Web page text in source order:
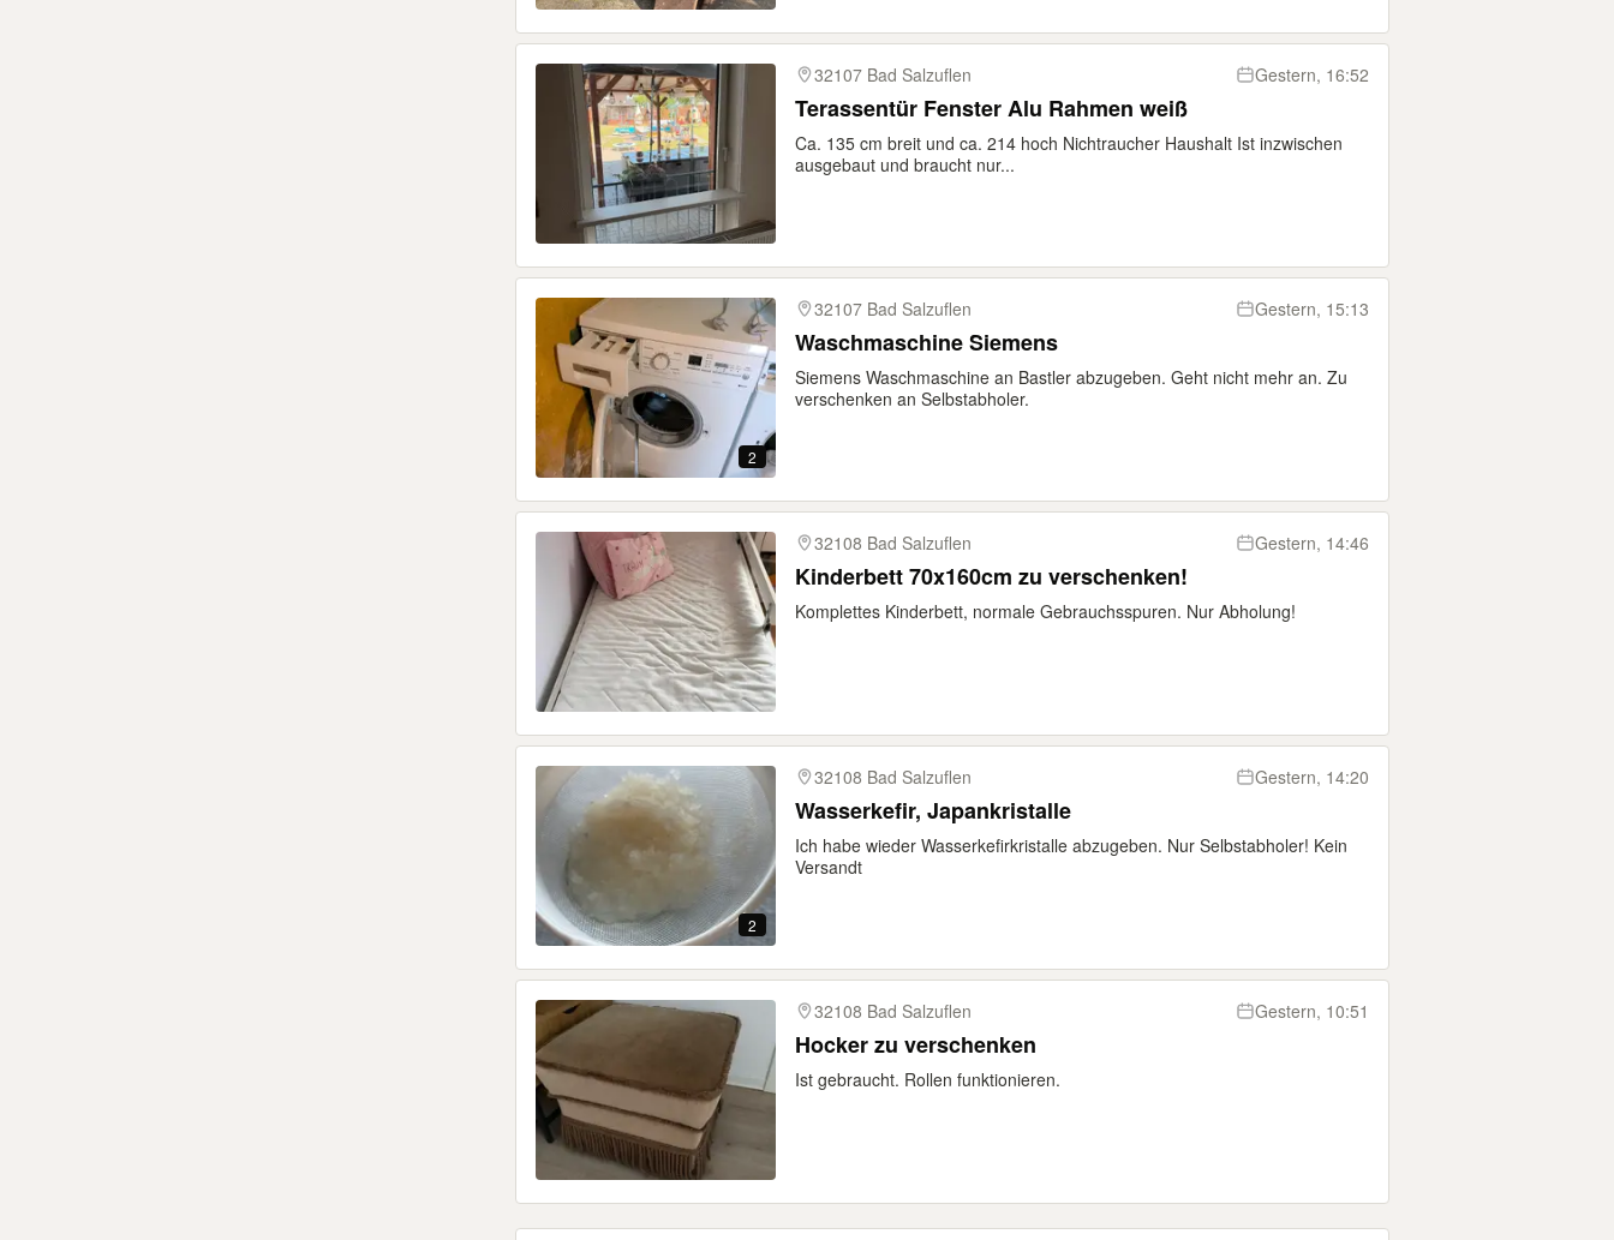
32107 Bad Salzuflen Gestern, 16:52
Terassentür Fenster Alu Rahmen weiß
Ca. 135 cm breit und ca. 214 hoch Nichtraucher Haushalt Ist inzwischen
ausgebaut und braucht nur...
2
32107 Bad Salzuflen Gestern, 15:13
Waschmaschine Siemens
Siemens Waschmaschine an Bastler abzugeben. Geht nicht mehr an. Zu
verschenken an Selbstabholer.
32108 Bad Salzuflen Gestern, 14:46
Kinderbett 70x160cm zu verschenken!
Komplettes Kinderbett, normale Gebrauchsspuren. Nur Abholung!
2
32108 Bad Salzuflen Gestern, 14:20
Wasserkefir, Japankristalle
Ich habe wieder Wasserkefirkristalle abzugeben. Nur Selbstabholer! Kein
Versandt
32108 Bad Salzuflen Gestern, 10:51
Hocker zu verschenken
Ist gebraucht. Rollen funktionieren.